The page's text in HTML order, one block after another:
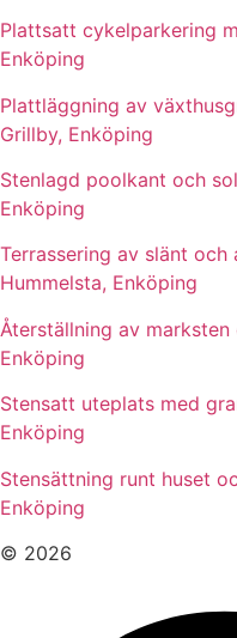
Plattsatt cykelparkering
Enköping
Plattläggning av
Grillby, Enköping
Stenlagd poolkant och
Enköping
Terrassering av slänt
Hummelsta, Enköping
Återställning av
Enköping
Stensatt uteplats med
Enköping
Stensättning runt huset
Enköping
© 2026